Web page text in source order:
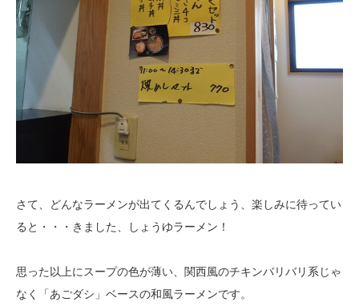
さて、どんなラーメンが出てくるんでしょう、楽しみに待ってい
ると・・・きました、しょうゆラーメン！
思った以上にスープの色が薄い、関西風のチキンバリバリ系じゃ
なく「あごダシ」ベースの和風ラーメンです。